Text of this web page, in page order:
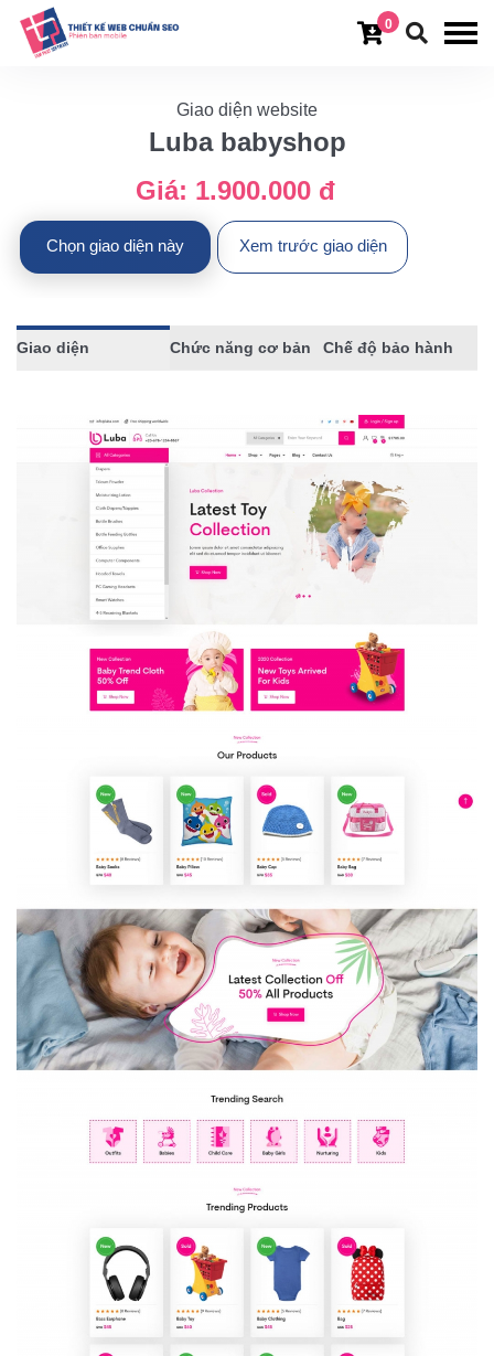
0
Giao diện website
Luba babyshop
Giá: 1.900.000 đ
Chọn giao diện này Xem trước giao diện
Giao diện Chức năng cơ bản Chế độ bảo hành